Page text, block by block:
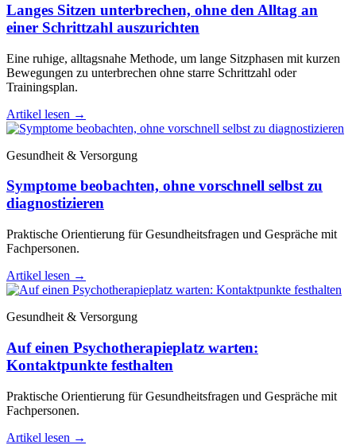
Langes Sitzen unterbrechen, ohne den Alltag an
einer Schrittzahl auszurichten
Eine ruhige, alltagsnahe Methode, um lange Sitzphasen mit kurzen
Bewegungen zu unterbrechen ohne starre Schrittzahl oder
Trainingsplan.
Artikel lesen →
Gesundheit & Versorgung
Symptome beobachten, ohne vorschnell selbst zu
diagnostizieren
Praktische Orientierung für Gesundheitsfragen und Gespräche mit
Fachpersonen.
Artikel lesen →
Gesundheit & Versorgung
Auf einen Psychotherapieplatz warten:
Kontaktpunkte festhalten
Praktische Orientierung für Gesundheitsfragen und Gespräche mit
Fachpersonen.
Artikel lesen →